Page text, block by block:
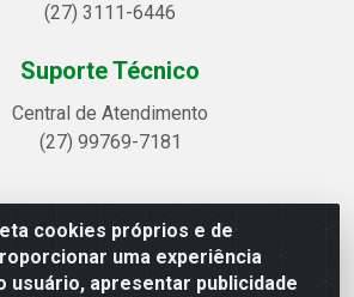
cookies próprios e de
uma experiência
usuário, apresentar publicidade
(27) 3111-6446
Suporte Técnico
Central de Atendimento
(27) 99769-7181
LTDA - Avenida Alegre, 2521 -
05 e 07 - Shell, Linhares/ES - CEP